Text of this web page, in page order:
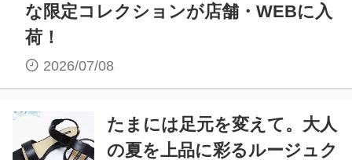
な限定コレクションが店舗・WEBに入
荷！
2026/07/08
たまには足元を変えて。大人
の夏を上品に彩るルージュク